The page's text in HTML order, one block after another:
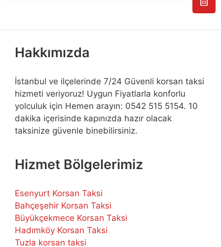
Hakkımızda
İstanbul ve ilçelerinde 7/24 Güvenli korsan taksi
hizmeti veriyoruz! Uygun Fiyatlarla konforlu
yolculuk için Hemen arayın: 0542 515 5154. 10
dakika içerisinde kapınızda hazır olacak
taksinize güvenle binebilirsiniz.
Hizmet Bölgelerimiz
Esenyurt Korsan Taksi
Bahçeşehir Korsan Taksi
Büyükçekmece Korsan Taksi
Hadımköy Korsan Taksi
Tuzla korsan taksi